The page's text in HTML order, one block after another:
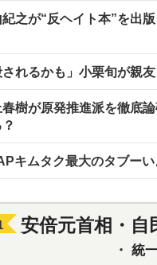
之が“反ヘイト本”を出
されるかも」小栗旬が親
樹が原発推進派を徹底
キムタク最大のタブー
安倍元首相・自
・ 統一